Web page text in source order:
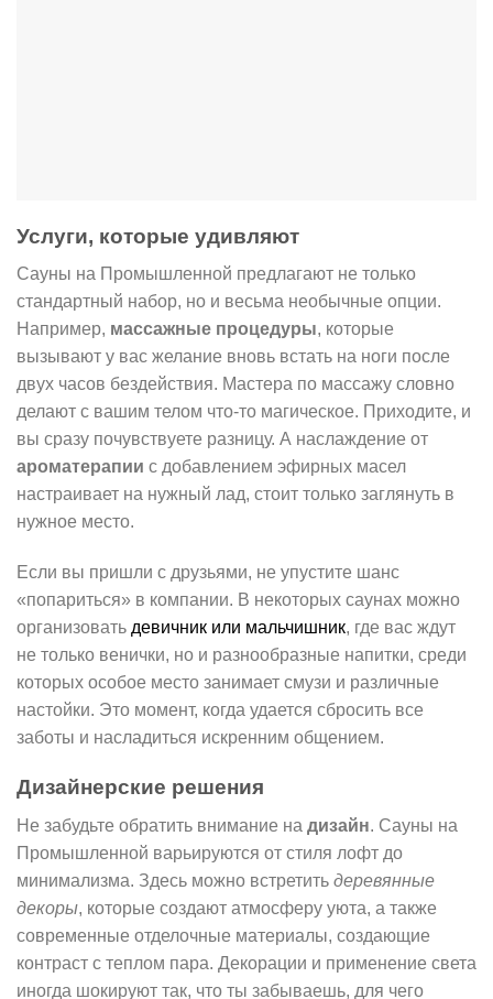
Услуги, которые удивляют
Сауны на Промышленной предлагают не только
стандартный набор, но и весьма необычные опции.
Например, массажные процедуры, которые
вызывают у вас желание вновь встать на ноги после
двух часов бездействия. Мастера по массажу словно
делают с вашим телом что-то магическое. Приходите, и
вы сразу почувствуете разницу. А наслаждение от
ароматерапии с добавлением эфирных масел
настраивает на нужный лад, стоит только заглянуть в
нужное место.
Если вы пришли с друзьями, не упустите шанс
«попариться» в компании. В некоторых саунах можно
организовать девичник или мальчишник, где вас ждут
не только венички, но и разнообразные напитки, среди
которых особое место занимает смузи и различные
настойки. Это момент, когда удается сбросить все
заботы и насладиться искренним общением.
Дизайнерские решения
Не забудьте обратить внимание на дизайн. Сауны на
Промышленной варьируются от стиля лофт до
минимализма. Здесь можно встретить деревянные
декоры, которые создают атмосферу уюта, а также
современные отделочные материалы, создающие
контраст с теплом пара. Декорации и применение света
иногда шокируют так, что ты забываешь, для чего